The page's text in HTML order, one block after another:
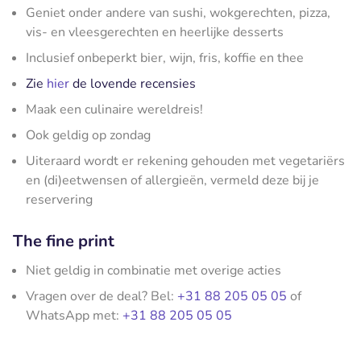
Geniet onder andere van sushi, wokgerechten, pizza,
vis- en vleesgerechten en heerlijke desserts
Inclusief onbeperkt bier, wijn, fris, koffie en thee
Zie hierde lovende recensies
Maak een culinaire wereldreis!
Ook geldig op zondag
Uiteraard wordt er rekening gehouden met vegetariërs
en (di)eetwensen of allergieën, vermeld deze bij je
reservering
The fine print
Niet geldig in combinatie met overige acties
Vragen over de deal? Bel: +31 88 205 05 05 of
WhatsApp met: +31 88 205 05 05